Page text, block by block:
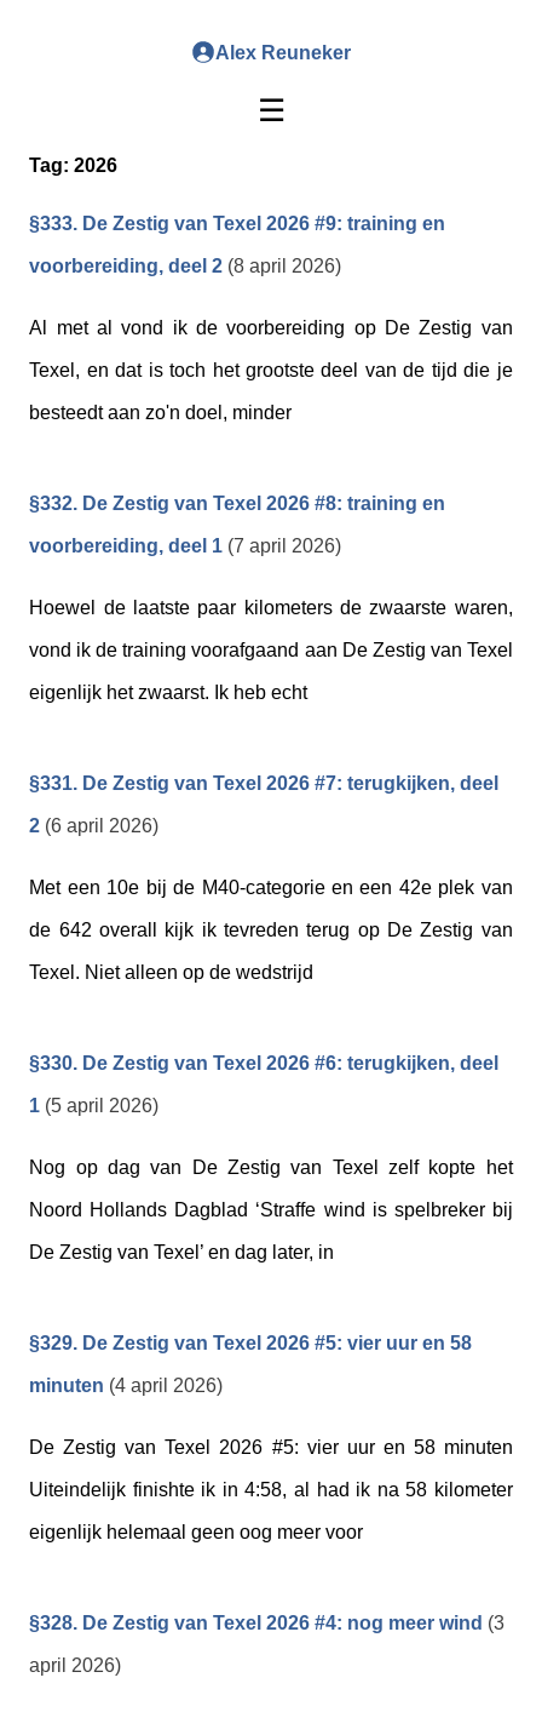
Alex Reuneker
☰
Tag:2026
§333. De Zestig van Texel 2026 #9: training en
voorbereiding, deel 2 (8 april 2026)
Al met al vond ik de voorbereiding op De Zestig van
Texel, en dat is toch het grootste deel van de tijd die je
besteedt aan zo'n doel, minder
§332. De Zestig van Texel 2026 #8: training en
voorbereiding, deel 1 (7 april 2026)
Hoewel de laatste paar kilometers de zwaarste waren,
vond ik de training voorafgaand aan De Zestig van Texel
eigenlijk het zwaarst. Ik heb echt
§331. De Zestig van Texel 2026 #7: terugkijken, deel
2 (6 april 2026)
Met een 10e bij de M40-categorie en een 42e plek van
de 642 overall kijk ik tevreden terug op De Zestig van
Texel. Niet alleen op de wedstrijd
§330. De Zestig van Texel 2026 #6: terugkijken, deel
1 (5 april 2026)
Nog op dag van De Zestig van Texel zelf kopte het
Noord Hollands Dagblad ‘Straffe wind is spelbreker bij
De Zestig van Texel’ en dag later, in
§329. De Zestig van Texel 2026 #5: vier uur en 58
minuten (4 april 2026)
De Zestig van Texel 2026 #5: vier uur en 58 minuten
Uiteindelijk finishte ik in 4:58, al had ik na 58 kilometer
eigenlijk helemaal geen oog meer voor
§328. De Zestig van Texel 2026 #4: nog meer wind (3
april 2026)